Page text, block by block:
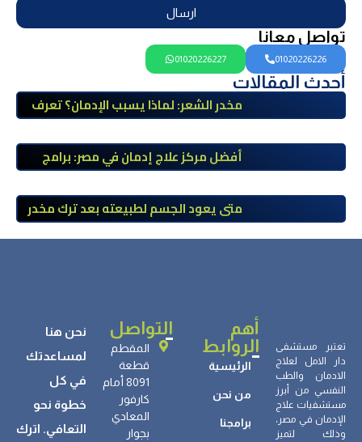
ارسال
تواصل معانا
01020226226
01020226227
أحدث المقالات
مخدر الشعر: لماذا يسبب الإدمان؟ تعرف
أفضل مركز علاج إدمان في مصر: برامج
طبي
متى يعود الجسم لطبيعته بعد ترك مخدر
الآيس؟ مراحل التعافي والعوامل المؤثرة
تعتبر مستشفى
دار الامل لعلاج
الادمان والطب
النفسي من أبرز
مستشفيات علاج
الإدمان في مصر،
وذلك لتميز
أهم
الروابط
الرئيسية
من نحن
برامجنا
التواصل
المقطم
قطعة
8091 أمام
كارفور
المعادي
بجوار
نحن هنا
لمساعدتك
في كل
خطوة نحو
التعافي. اترك